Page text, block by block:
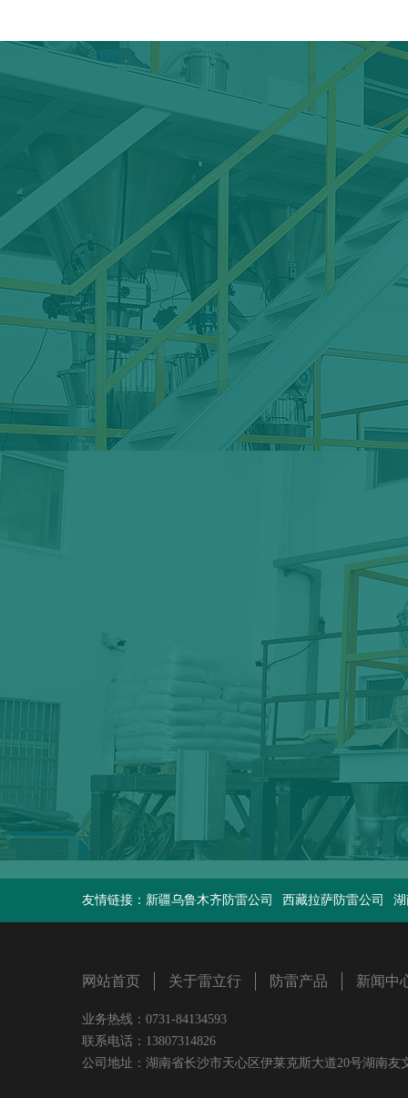
公司地址
湖南省长沙市天心区伊莱克斯大道20号湖南友文置
业有限公司生产车间A2栋402
友情链接： 新疆乌鲁木齐防雷公司 西藏拉萨防雷公司
网站首页 关于雷立行 防雷产品 新闻中
业务热线：0731-84134593
联系电话：13807314826
公司地址：湖南省长沙市天心区伊莱克斯大道20号湖南